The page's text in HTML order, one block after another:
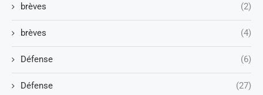
brèves (2)
brèves (4)
Défense (6)
Défense (27)